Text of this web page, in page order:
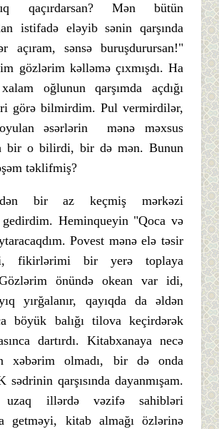
qaçırdarsan? Mən bütün
istifadə eləyib sənin qarşında
açıram, sənsə buruşdurursan!"
gözlərim kəlləmə çıxmışdı. Ha
xalam oğlunun qarşımda açdığı
görə bilmirdim. Pul vermirdilər,
əsərlərin mənə məxsus
bir o bilirdi, bir də mən. Bunun
təklifmiş?
bir az keçmiş mərkəzi
gedirdim. Heminqueyin "Qoca və
Povest mənə elə təsir
fikirlərimi bir yerə toplaya
önündə okean var idi,
yırğalanır, qayıqda da əldən
böyük balığı tilova keçirdərək
dartırdı. Kitabxanaya necə
xəbərim olmadı, bir də onda
sədrinin qarşısında dayanmışam.
illərdə vəzifə sahibləri
getməyi, kitab almağı özlərinə